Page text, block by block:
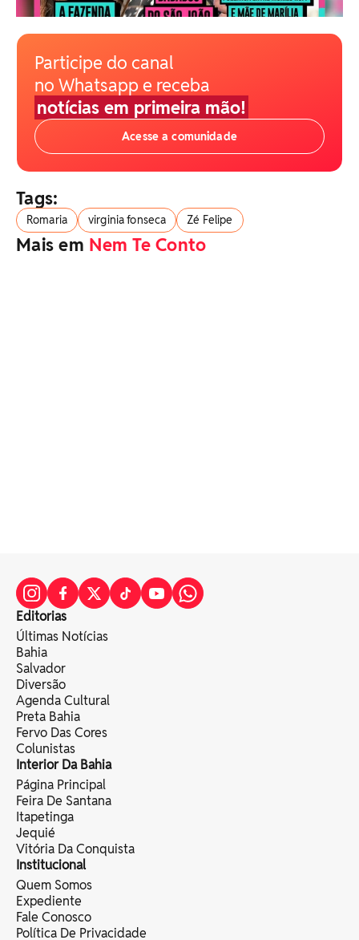
Participe do canal
no Whatsapp e receba
notícias em primeira mão!
Acesse a comunidade
Tags:
Romaria virginia fonseca Zé Felipe
Mais em Nem Te Conto
Editorias
Últimas Notícias
Bahia
Salvador
Diversão
Agenda Cultural
Preta Bahia
Fervo Das Cores
Colunistas
Interior Da Bahia
Página Principal
Feira De Santana
Itapetinga
Jequié
Vitória Da Conquista
Institucional
Quem Somos
Expediente
Fale Conosco
Política De Privacidade